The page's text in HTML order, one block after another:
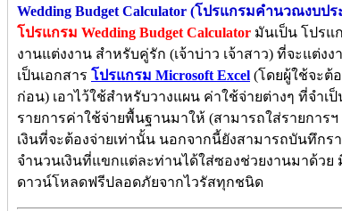
Wedding Budget Calculator (โปรแกรมคำนวณงบป
โปรแกรม Wedding Budget Calculator มันเป็น โปรแ
งานแต่งงาน สำหรับคู่รัก (เจ้าบ่าว เจ้าสาว) ที่จะแ
เป็นเอกสาร โปรแกรม Microsoft Excel (โดยผู้ใช้จะต้
ก่อน) เอาไว้ใช้สำหรับวางแผน ค่าใช้จ่ายต่างๆ ที่จำ
รายการค่าใช้จ่ายพื้นฐานมาให้ (สามารถใส่รายการ
เงินที่จะต้องจ่ายเท่านั้น นอกจากนี้ยังสามารถบันทึก
จำนวนเงินที่แขกแต่ละท่านได้ใส่ซองช่วยงานมาด้วย
ดาวน์โหลดฟรีปลอดภัยจากไวรัสทุกชนิด